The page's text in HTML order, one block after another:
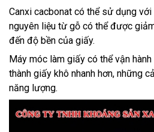
Canxi cacbonat có thể sử dụng
nguyên liệu từ gỗ có thể được
đến độ bền của giấy.
Máy móc làm giấy có thể vận
thành giấy khô nhanh hơn, những
năng lượng.